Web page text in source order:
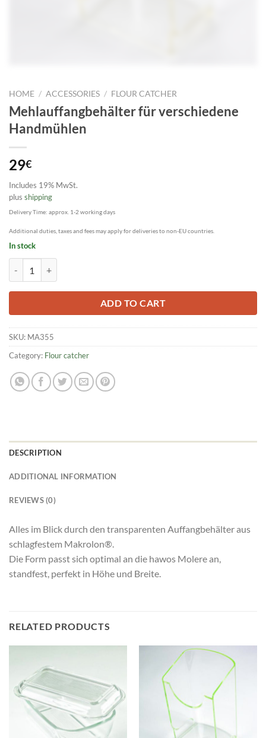
HOME / ACCESSORIES / FLOUR CATCHER
Mehlauffangbehälter für verschiedene
Handmühlen
29€
Includes 19% MwSt.
plus shipping
Delivery Time: approx. 1-2 working days
Additional duties, taxes and fees may apply for deliveries to non-EU countries.
In stock
ADD TO CART
SKU: MA355
Category: Flour catcher
DESCRIPTION
ADDITIONAL INFORMATION
REVIEWS (0)
Alles im Blick durch den transparenten Auffangbehälter aus
schlagfestem Makrolon®.
Die Form passt sich optimal an die hawos Molere an,
standfest, perfekt in Höhe und Breite.
RELATED PRODUCTS